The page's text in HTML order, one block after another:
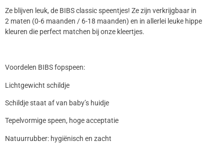
Ze blijven leuk, de BIBS classic speentjes! Ze zijn verkrijgbaar in
2 maten (0-6 maanden / 6-18 maanden) en in allerlei leuke hippe
kleuren die perfect matchen bij onze kleertjes.
Voordelen BIBS fopspeen:
Lichtgewicht schildje
Schildje staat af van baby’s huidje
Tepelvormige speen, hoge acceptatie
Natuurrubber: hygiënisch en zacht